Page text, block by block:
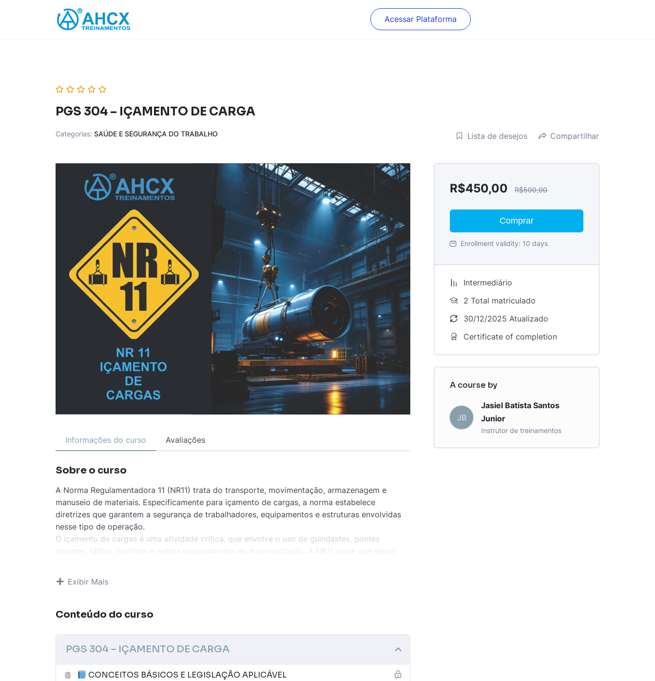
Acessar Plataforma
PGS 304 – IÇAMENTO DE CARGA
Categorias: SAÚDE E SEGURANÇA DO TRABALHO Lista de desejos Compartilhar
Informações do curso Avaliações
Sobre o curso
A Norma Regulamentadora 11 (NR11) trata do transporte, movimentação, armazenagem e
manuseio de materiais. Especificamente para içamento de cargas, a norma estabelece
diretrizes que garantem a segurança de trabalhadores, equipamentos e estruturas envolvidas
nesse tipo de operação.
O içamento de cargas é uma atividade crítica, que envolve o uso de guindastes, pontes
rolantes, talhas, pórticos e outros equipamentos de movimentação. A NR11 exige que sejam
aos operadores e às pessoas próximas.
Os principais aspectos regulamentados pela NR11 incluem:
devidamente treinados podem operar equipamentos de içamento.
periodicamente verificados para garantir condições adequadas de uso.
Planejamento das operações: O içamento deve ser previamente analisado, considerando
Sinalização e comunicação: As áreas de operação devem ser devidamente sinalizadas, e
Exibir Mais
Conteúdo do curso
PGS 304 – IÇAMENTO DE CARGA
CONCEITOS BÁSICOS E LEGISLAÇÃO APLICÁVEL
R$450,00 R$500,00
Comprar
Enrollment validity: 10 days
Intermediário
2 Total matriculado
30/12/2025 Atualizado
Certificate of completion
A course by
JB
Jasiel Batista Santos
Junior
Instrutor de treinamentos